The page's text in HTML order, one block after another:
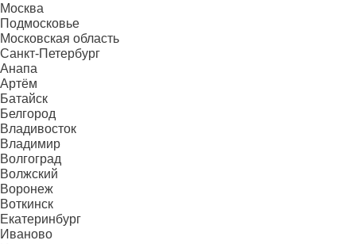
Москва
Подмосковье
Московская область
Санкт-Петербург
Анапа
Артём
Батайск
Белгород
Владивосток
Владимир
Волгоград
Волжский
Воронеж
Воткинск
Екатеринбург
Иваново